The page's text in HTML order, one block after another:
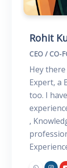
Rohit
CEO / CO-
Hey there
Expert, a
too. I
,